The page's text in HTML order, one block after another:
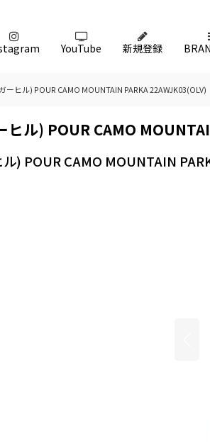
YouTube 新規登録
ーヒル) POUR CAMO MOUNTAIN PARKA 22AWJK03(OLV)
ヒル) POUR CAMO
) POUR CAMO MOUNTAIN